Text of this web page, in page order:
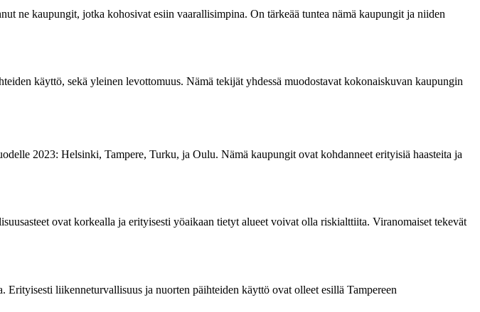
ne kaupungit, jotka kohosivat esiin vaarallisimpina. On tärkeää tuntea nämä kaupungit ja niiden
käyttö, sekä yleinen levottomuus. Nämä tekijät yhdessä muodostavat kokonaiskuvan kaupungin
2023: Helsinki, Tampere, Turku, ja Oulu. Nämä kaupungit ovat kohdanneet erityisiä haasteita ja
ovat korkealla ja erityisesti yöaikaan tietyt alueet voivat olla riskialttiita. Viranomaiset tekevät
Erityisesti liikenneturvallisuus ja nuorten päihteiden käyttö ovat olleet esillä Tampereen